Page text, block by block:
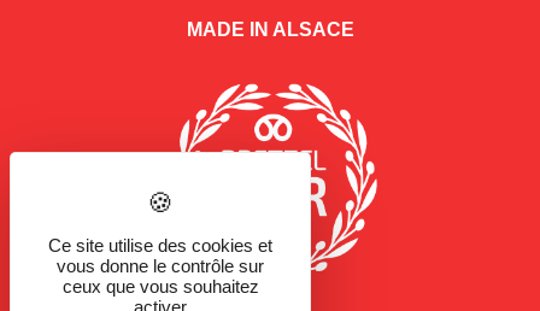
MADE IN ALSACE
Ce site utilise des cookies et
vous donne le contrôle sur
ceux que vous souhaitez
activer